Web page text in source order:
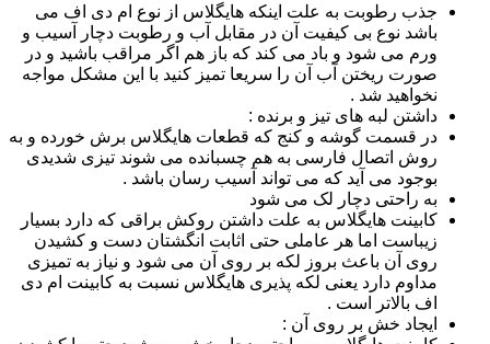
جذب رطوبت به علت اینکه هایگلاس از نوع ام دی اف می
باشد نوع بی کیفیت آن در مقابل آب و رطوبت دچار آسیب و
ورم می شود و باد می کند که باز هم اگر مراقب باشید و در
صورت ریختن آب آن را سریعا تمیز کنید با این مشکل مواجه
نخواهید شد .
داشتن لبه های تیز و برنده :
در قسمت گوشه و کنج که قطعات هایگلاس برش خورده و به
روش اتصال فارسی به هم چسبانده می شوند تیزی شدیدی
بوجود می آید که می تواند آسیب رسان باشد .
به راحتی دچار لک می شود
کابینت هایگلاس به علت داشتن روکش براقی که دارد بسیار
زیباست اما هر عاملی حتی اثابت انگشتان دست و کشیدن
روی آن باعث بروز لکه بر روی آن می شود و نیاز به تمیزی
مداوم دارد یعنی لکه پذیری هایگلاس نسبت به کابینت ام دی
اف بالاتر است .
ایجاد خش بر روی آن :